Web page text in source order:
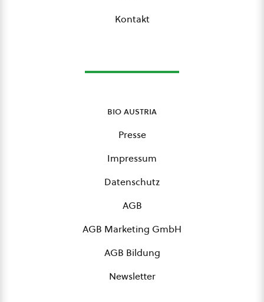
Kontakt
bio austria
Presse
Impressum
Datenschutz
AGB
AGB Marketing GmbH
AGB Bildung
Newsletter